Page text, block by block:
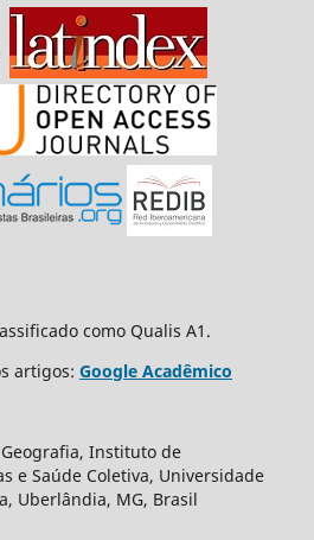
como Qualis A1.
artigos: Google Acadêmico
Instituto de
e Saúde Coletiva, Universidade
Uberlândia, MG, Brasil